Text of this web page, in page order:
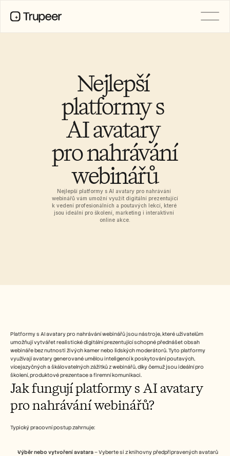
Nejlepší
platformy s
AI avatary
pro nahrávání
webinářů
Nejlepší platformy s AI avatary pro nahrávání
webinářů vám umožní využít digitální prezentující
k vedení profesionálních a poutavých lekcí, které
jsou ideální pro školení, marketing i interaktivní
online akce.
Platformy s AI avatary pro nahrávání webinářů jsou nástroje, které uživatelům
umožňují vytvářet realistické digitální prezentující schopné přednášet obsah
webináře bez nutnosti živých kamer nebo lidských moderátorů. Tyto platformy
využívají avatary generované umělou inteligencí k poskytování poutavých,
vícejazyčných a škálovatelných zážitků z webinářů, díky čemuž jsou ideální pro
školení, produktové prezentace a firemní komunikaci.
Jak fungují platformy s AI avatary
pro nahrávání webinářů?
Typický pracovní postup zahrnuje:
Výběr nebo vytvoření avatara – Vyberte si z knihovny předpřipravených avatarů
Customer Stories
Help Center
AI Screen Recording
AI Champions of Change
Nové produkty
Doc Templates
Training
See more